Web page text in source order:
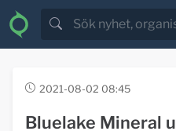
2021-08-02 08:45
Bluelake Mineral